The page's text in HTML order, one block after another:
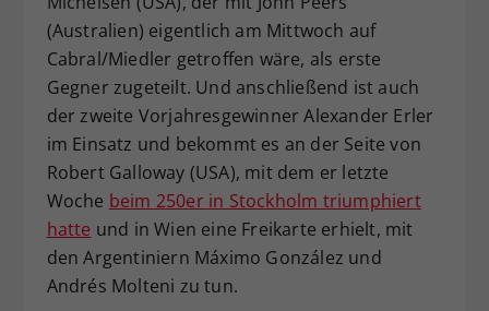
(Australien) eigentlich am Mittwoch auf
Cabral/Miedler getroffen wäre, als erste
Gegner zugeteilt. Und anschließend ist auch
der zweite Vorjahresgewinner Alexander Erler
im Einsatz und bekommt es an der Seite von
Robert Galloway (USA), mit dem er letzte
Woche beim 250er in Stockholm triumphiert
hatte und in Wien eine Freikarte erhielt, mit
den Argentiniern Máximo González und
Andrés Molteni zu tun.